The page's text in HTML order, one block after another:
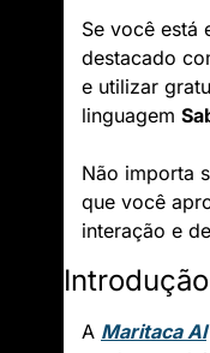
Se você está
destacado
e utilizar
linguagem
Não importa
que você
interação e
A Maritaca AI